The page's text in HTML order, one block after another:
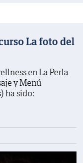
La foto del
en La Perla
y Menú
ha sido: